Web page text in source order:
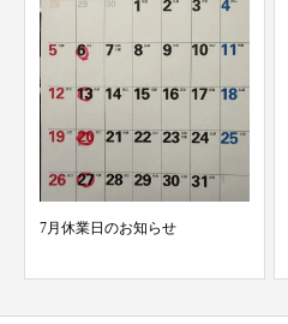
7月休業日のお知らせ